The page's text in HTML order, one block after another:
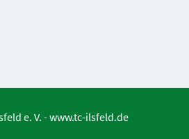
e. V. -www.tc-ilsfeld.de